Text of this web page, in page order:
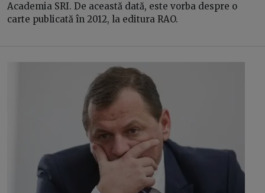
Academia SRI. De această dată, este vorba despre o
carte publicată în 2012, la editura RAO.